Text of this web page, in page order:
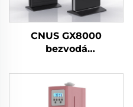
CNUS GX8000
bezvodá
prodejna Velký prostor
Profesionální Aroma
Difuzér Parfémový